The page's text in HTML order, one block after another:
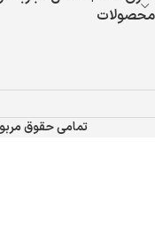
محصولات
تمامی حقوق